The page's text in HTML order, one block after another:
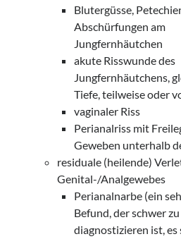
Blutergüsse,
Abschürfungen am
Jungfernhäutchen
akute Risswunde des
Jungfernhäutchens,
Tiefe, teilweise oder
vaginaler Riss
Perianalriss mit
Geweben unterhalb
residuale (heilende)
Genital-/Analgewebes
Perianalnarbe (ein
Befund, der schwer zu
diagnostizieren ist, es